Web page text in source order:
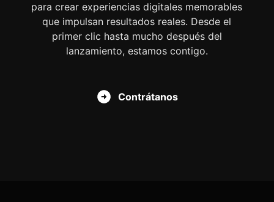
para crear experiencias digitales memorables
que impulsan resultados reales. Desde el
primer clic hasta mucho después del
lanzamiento, estamos contigo.
Contrátanos